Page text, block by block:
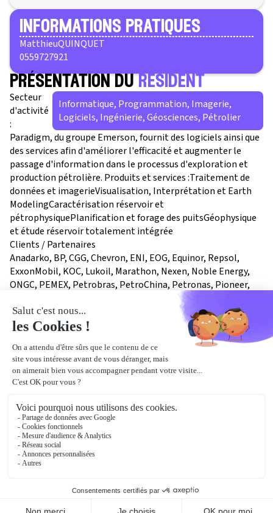
informations pratiques
MatthieuQUINQUET
0559727921
présentation du résident
Secteur
d'activité
:
Informatique, Programmation, Imagerie,
Logiciels, Ingénierie, Géosciences, Pétrolier
Paradigm, du groupe Emerson, fournit des logiciels ainsi que
des services afin d'améliorer l'efficacité et augmenter le
passage d'information dans le processus d'exploration et
production pétrolière. Produits et services :Traitement de
données et imagerieVisualisation, Interprétation et Earth
ModelingCaractérisation réservoir et
pétrophysiquePlanification et forage des puitsGéophysique
et étude réservoir totalement intégrée
Clients / Partenaires
Anadarko, BP, CGG, Chevron, ENI, EOG, Equinor, Repsol,
ExxonMobil, KOC, Lukoil, Marathon, Nexen, Noble Energy,
ONGC, PEMEX, Petrobras, PetroChina, Petronas, Pioneer,
notrelocalisation
2 Avenue du Président Pierre Angot
64000Pau
Voir le plan détaillé